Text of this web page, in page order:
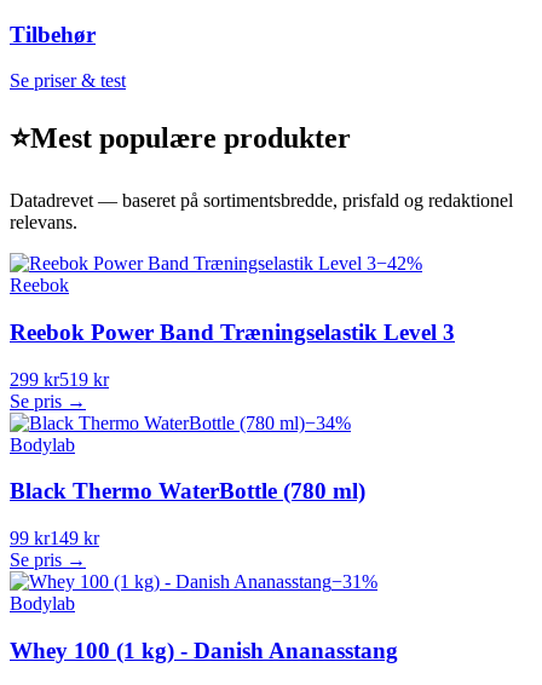
Tilbehør
Se priser & test
⭐Mest populære produkter
Datadrevet — baseret på sortimentsbredde, prisfald og redaktionel
relevans.
−42%
Reebok
Reebok Power Band Træningselastik Level 3
299 kr519 kr
Se pris →
−34%
Bodylab
Black Thermo WaterBottle (780 ml)
99 kr149 kr
Se pris →
−31%
Bodylab
Whey 100 (1 kg) - Danish Ananasstang